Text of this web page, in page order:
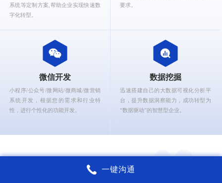
系统等定制方案,帮助企业实现快速数
字化转型。
要求。
微信开发
小程序/公众号/微网站/微商城/微营销
系统开发，根据您的需求和行业特
性，进行个性化的功能开发。
数据挖掘
迅速搭建自己的大数据可视化分析平
台，提升数据洞察能力，成功转型为
“数据驱动”的智慧型企业。
锐智互动核心能力
一键沟通